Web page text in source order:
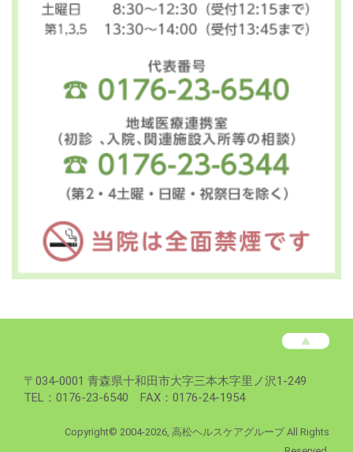
院
高
松
〒 034-0001 青森県十和田市大字三本木字里ノ沢1-249
TEL：0176-23-6540 FAX：0176-24-1954
Copyright© 2004-2026, 高松ヘルスケアグループ All Rights